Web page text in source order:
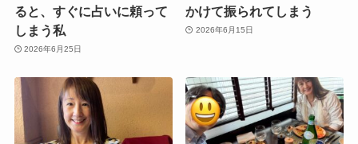
ると、すぐに占いに頼って
しまう私
2026年6月25日
かけて振られてしまう
2026年6月15日